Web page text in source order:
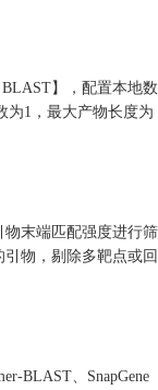
】，配置本地数
为1，最大产物长度为
末端匹配强度进行筛
物，剔除多靶点或回
BLAST、SnapGene